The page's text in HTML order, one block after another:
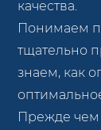
качества.
Понимаем
тщательно
знаем, как
Прежде чем